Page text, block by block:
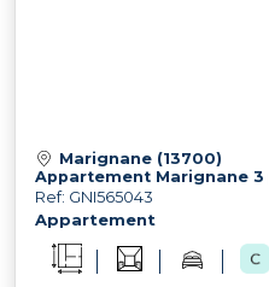
Marignane (13700)
Ref: GNI565043
Appartement